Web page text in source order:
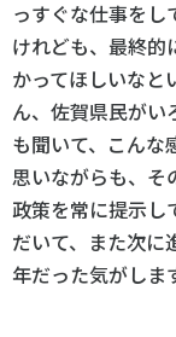
っすぐな仕事をし
けれども、最終的
かってほしいなと
ん、佐賀県民がい
も聞いて、こんな
思いながらも、そ
政策を常に提示し
だいて、また次に
年だった気がしま